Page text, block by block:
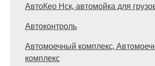
АвтоКео Нск, автомойка для
Автоконтроль
Автомоечный комплекс,
комплекс